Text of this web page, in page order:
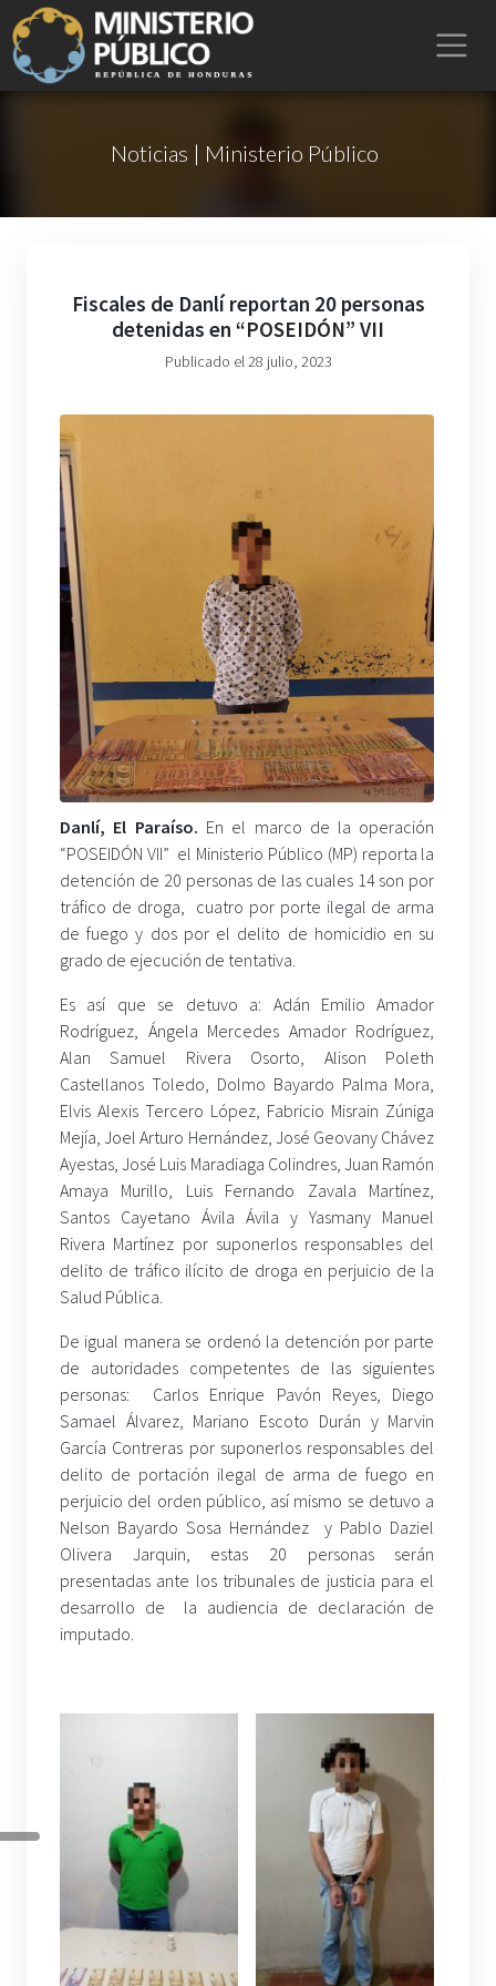
Noticias | Ministerio Público
Fiscales de Danlí reportan 20 personas
detenidas en “POSEIDÓN” VII
Publicado el 28 julio, 2023
Danlí, El Paraíso. En el marco de la operación
“POSEIDÓN VII” el Ministerio Público (MP) reporta la
detención de 20 personas de las cuales 14 son por
tráfico de droga, cuatro por porte ilegal de arma
de fuego y dos por el delito de homicidio en su
grado de ejecución de tentativa.
Es así que se detuvo a: Adán Emilio Amador
Rodríguez, Ángela Mercedes Amador Rodríguez,
Alan Samuel Rivera Osorto, Alison Poleth
Castellanos Toledo, Dolmo Bayardo Palma Mora,
Elvis Alexis Tercero López, Fabricio Misrain Zúniga
Mejía, Joel Arturo Hernández, José Geovany Chávez
Ayestas, José Luis Maradiaga Colindres, Juan Ramón
Amaya Murillo, Luis Fernando Zavala Martínez,
Santos Cayetano Ávila Ávila y Yasmany Manuel
Rivera Martínez por suponerlos responsables del
delito de tráfico ilícito de droga en perjuicio de la
Salud Pública.
De igual manera se ordenó la detención por parte
de autoridades competentes de las siguientes
personas: Carlos Enrique Pavón Reyes, Diego
Samael Álvarez, Mariano Escoto Durán y Marvin
García Contreras por suponerlos responsables del
delito de portación ilegal de arma de fuego en
perjuicio del orden público, así mismo se detuvo a
Nelson Bayardo Sosa Hernández y Pablo Daziel
Olivera Jarquin, estas 20 personas serán
presentadas ante los tribunales de justicia para el
desarrollo de la audiencia de declaración de
imputado.